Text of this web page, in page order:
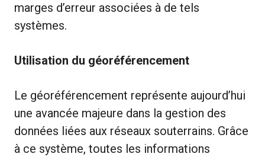
marges d’erreur associées à de tels
systèmes.
Utilisation du géoréférencement
Le géoréférencement représente aujourd’hui
une avancée majeure dans la gestion des
données liées aux réseaux souterrains. Grâce
à ce système, toutes les informations